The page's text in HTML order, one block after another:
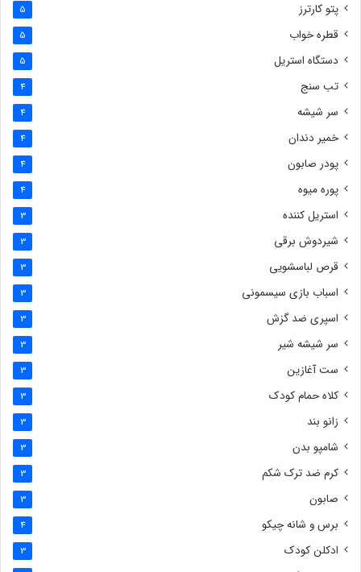
پتو کارترز 5
قطره خواب 5
دستگاه استریل 5
تب سنج 4
سر شیشه 4
خمیر دندان 4
پودر صابون 4
پوره میوه 4
استریل کننده 3
شیردوش برقی 3
قرص لباسشویی 3
اسباب بازی سیسمونی 3
اسپری ضد گزش 3
سر شیشه شیر 3
ست آغازین 3
کلاه حمام کودک 3
زانو بند 3
شامپو بدن 3
کرم ضد ترک شکم 3
صابون 3
برس و شانه چیکو 4
ادکلن کودک 3